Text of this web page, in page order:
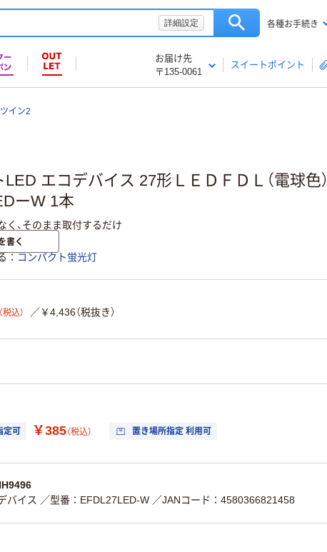
詳細設定 各種お手続き
お届け先
〒135-0061
スイートポイント
イン2
エコデバイス 27形ＬＥＤＦＤＬ（電球色）
ーW 1本
く、そのまま取付するだけ
書く
コンパクト蛍光灯
（税込） ／￥4,436（税抜き）
定可 ￥385（税込） 置き場所指定 利用可
バイス ／型番：EFDL27LED-W ／JANコード：4580366821458